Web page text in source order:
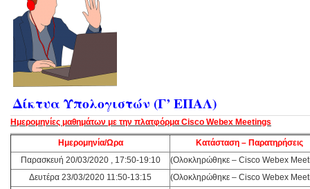
Δίκτυα Υπολογιστών (Γ’ ΕΠΑΛ)
Ημερομηνίες μαθημάτων με την πλατφόρμα Cisco Webex Meetings
Ημερομηνία/Ωρα
Κατάσταση – Παρατηρήσεις
Παρασκευή 20/03/2020 , 17:50-19:10
(Ολοκληρώθηκε – Cisco Webex
Δευτέρα 23/03/2020 11:50-13:15
(Ολοκληρώθηκε – Cisco Webex